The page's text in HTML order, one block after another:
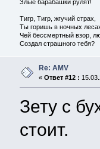
Злые барабашки рулят!
Тигр, Тигр, жгучий страх,
Ты горишь в ночных
Чей бессмертный взор,
Создал страшного тебя?
Re: AMV
« Ответ #12 :
Зету с
стоит.